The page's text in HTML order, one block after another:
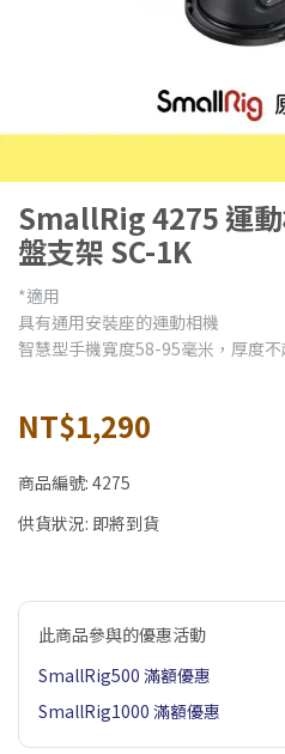
SmallRig 4275 運
盤支架 SC-1K
*適用
具有通用安裝座的運動相機
智慧型手機寬度58-95毫米，厚度
NT$1,290
商品編號: 4275
供貨狀況: 即將到貨
此商品參與的優惠活動
SmallRig500 滿額優惠
SmallRig1000 滿額優惠